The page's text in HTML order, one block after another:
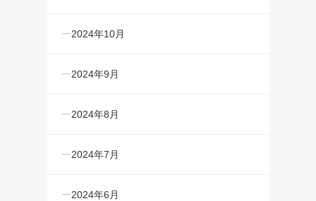
2024年10月
2024年9月
2024年8月
2024年7月
2024年6月